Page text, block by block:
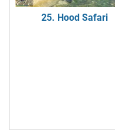
25. Hood Safari